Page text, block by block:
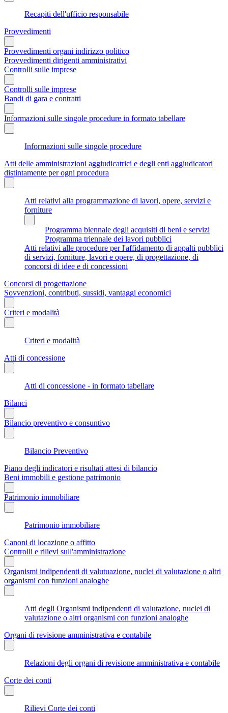
Recapiti dell'ufficio responsabile
Provvedimenti
Provvedimenti organi indirizzo politico
Provvedimenti dirigenti amministrativi
Controlli sulle imprese
Controlli sulle imprese
Bandi di gara e contratti
Informazioni sulle singole procedure in formato tabellare
Informazioni sulle singole procedure
Atti delle amministrazioni aggiudicatrici e degli enti aggiudicatori
distintamente per ogni procedura
Atti relativi alla programmazione di lavori, opere, servizi e
forniture
Programma biennale degli acquisiti di beni e servizi
Programma triennale dei lavori pubblici
Atti relativi alle procedure per l'affidamento di appalti pubblici
di servizi, forniture, lavori e opere, di progettazione, di
concorsi di idee e di concessioni
Concorsi di progettazione
Sovvenzioni, contributi, sussidi, vantaggi economici
Criteri e modalità
Criteri e modalità
Atti di concessione
Atti di concessione - in formato tabellare
Bilanci
Bilancio preventivo e consuntivo
Bilancio Preventivo
Piano degli indicatori e risultati attesi di bilancio
Beni immobili e gestione patrimonio
Patrimonio immobiliare
Patrimonio immobiliare
Canoni di locazione o affitto
Controlli e rilievi sull'amministrazione
Organismi indipendenti di valutuazione, nuclei di valutazione o altri
organismi con funzioni analoghe
Atti degli Organismi indipendenti di valutazione, nuclei di
valutazione o altri organismi con funzioni analoghe
Organi di revisione amministrativa e contabile
Relazioni degli organi di revisione amministrativa e contabile
Corte dei conti
Rilievi Corte dei conti